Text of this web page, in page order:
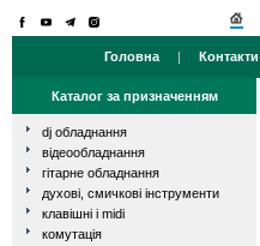
Головна | Контакти
Каталог за призначенням
dj обладнання
відеообладнання
гітарне обладнання
духові, смичкові інструменти
клавішні і midi
комутація